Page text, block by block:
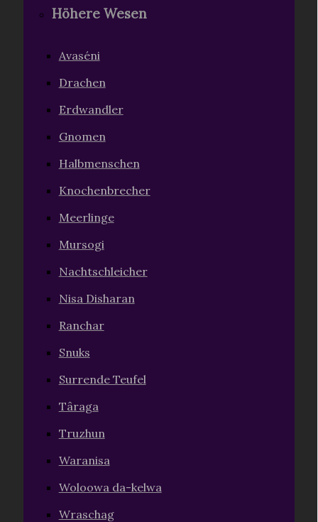
Höhere Wesen
Avaséni
Drachen
Erdwandler
Gnomen
Halbmenschen
Knochenbrecher
Meerlinge
Mursogi
Nachtschleicher
Nisa Disharan
Ranchar
Snuks
Surrende Teufel
Târaga
Truzhun
Waranisa
Woloowa da-kelwa
Wraschag